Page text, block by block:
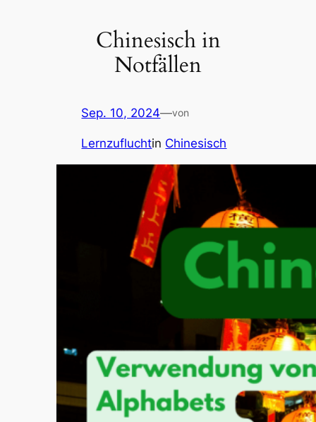
Chinesisch in
Notfällen
Sep. 10, 2024—von
Lernzufluchtin Chinesisch